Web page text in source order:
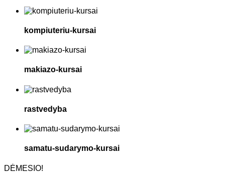
kompiuteriu-kursai
makiazo-kursai
rastvedyba
samatu-sudarymo-kursai
DĖMESIO!